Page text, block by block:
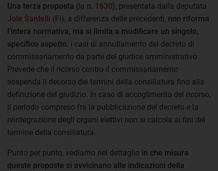
Una terza proposta (la n. 1630), presentata dalla deputata
Jole Santelli (Fi), a differenza delle precedenti, non riforma
l’intera normativa, ma si limita a modificare un singolo,
specifico aspetto: i casi di annullamento del decreto di
commissariamento da parte del giudice amministrativo.
Prevede che il ricorso contro il commissariamento
sospenda il decorso dei termini della consiliatura fino alla
definizione del giudizio. In caso di accoglimento del ricorso,
il periodo compreso fra la pubblicazione del decreto e la
reintegrazione degli organi elettivi non si calcola ai fini del
termine della consiliatura.
Punto per punto, vediamo nel dettaglio in che misura
queste proposte si avvicinano alle indicazioni della